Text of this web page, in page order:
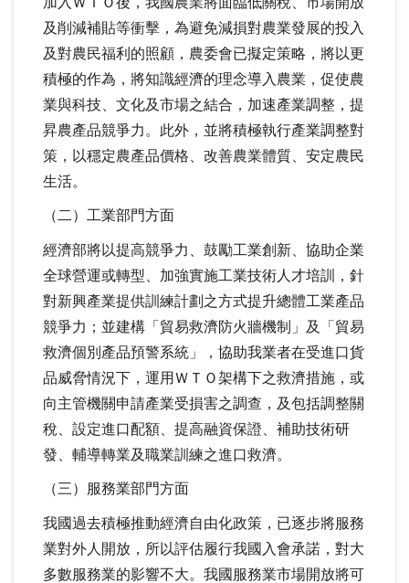
及削減補貼等衝擊，為避免減損對農業發展的投入
及對農民福利的照顧，農委會已擬定策略，將以更
積極的作為，將知識經濟的理念導入農業，促使農
業與科技、文化及市場之結合，加速產業調整，提
昇農產品競爭力。此外，並將積極執行產業調整對
策，以穩定農產品價格、改善農業體質、安定農民
生活。
（二）工業部門方面
經濟部將以提高競爭力、鼓勵工業創新、協助企業
全球營運或轉型、加強實施工業技術人才培訓，針
對新興產業提供訓練計劃之方式提升總體工業產品
競爭力；並建構「貿易救濟防火牆機制」及「貿易
救濟個別產品預警系統」，協助我業者在受進口貨
品威脅情況下，運用ＷＴＯ架構下之救濟措施，或
向主管機關申請產業受損害之調查，及包括調整關
稅、設定進口配額、提高融資保證、補助技術研
發、輔導轉業及職業訓練之進口救濟。
（三）服務業部門方面
我國過去積極推動經濟自由化政策，已逐步將服務
業對外人開放，所以評估履行我國入會承諾，對大
多數服務業的影響不大。我國服務業市場開放將可